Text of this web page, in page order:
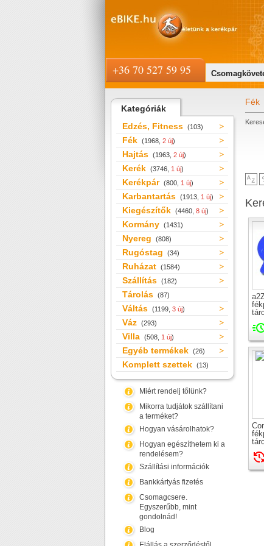
Kategóriák
Edzés, Fitness (103)
Fék (1968, 2 új)
Hajtás (1963, 2 új)
Kerék (3746, 1 új)
Kerékpár (800, 1 új)
Karbantartás (1913, 1 új)
Kiegészítők (4460, 8 új)
Kormány (1431)
Nyereg (808)
Rugóstag (34)
Ruházat (1584)
Szállítás (182)
Tárolás (87)
Váltás (1199, 3 új)
Váz (293)
Villa (508, 1 új)
Egyéb termékek (26)
Komplett szettek (13)
Miért rendelj tőlünk?
Mikorra tudjátok szállítani
a terméket?
Hogyan vásárolhatok?
Hogyan egészíthetem ki a
rendelésem?
Szállítási információk
Bankkártyás fizetés
Csomagcsere.
Egyszerűbb, mint
gondolnád!
Blog
Fék
+36 70 527 59 95